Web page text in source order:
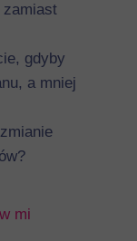
zamiast
gdyby
a mniej
mi